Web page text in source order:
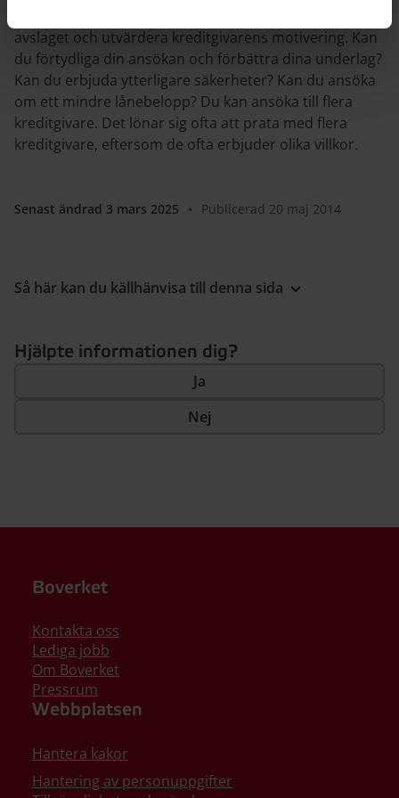
avslaget och utvärdera kreditgivarens motivering. Kan
du förtydliga din ansökan och förbättra dina underlag?
Kan du erbjuda ytterligare säkerheter? Kan du ansöka
om ett mindre lånebelopp? Du kan ansöka till flera
kreditgivare. Det lönar sig ofta att prata med flera
kreditgivare, eftersom de ofta erbjuder olika villkor.
Senast ändrad 3 mars 2025 • Publicerad 20 maj 2014
Så här kan du källhänvisa till denna sida
Hjälpte informationen dig?
Ja
Nej
Boverket
Kontakta oss
Lediga jobb
Om Boverket
Pressrum
Webbplatsen
Hantera kakor
Hantering av personuppgifter